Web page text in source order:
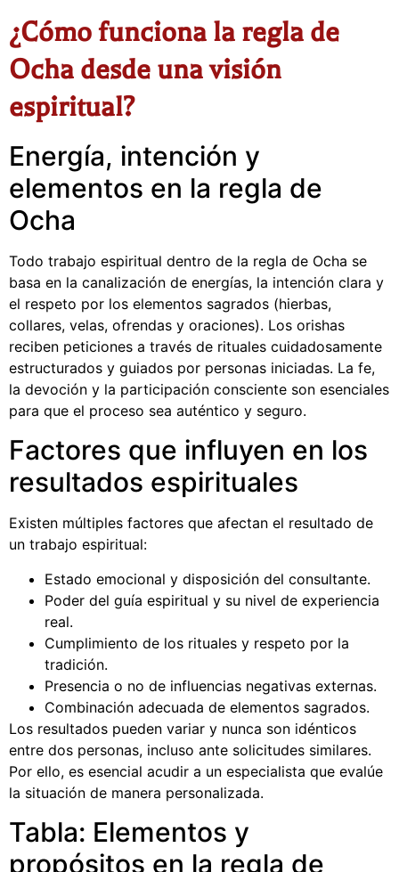
¿Cómo funciona la regla de
Ocha desde una visión
espiritual?
Energía, intención y
elementos en la regla de
Ocha
Todo trabajo espiritual dentro de la regla de Ocha se
basa en la canalización de energías, la intención clara y
el respeto por los elementos sagrados (hierbas,
collares, velas, ofrendas y oraciones). Los orishas
reciben peticiones a través de rituales cuidadosamente
estructurados y guiados por personas iniciadas. La fe,
la devoción y la participación consciente son esenciales
para que el proceso sea auténtico y seguro.
Factores que influyen en los
resultados espirituales
Existen múltiples factores que afectan el resultado de
un trabajo espiritual:
Estado emocional y disposición del consultante.
Poder del guía espiritual y su nivel de experiencia
real.
Cumplimiento de los rituales y respeto por la
tradición.
Presencia o no de influencias negativas externas.
Combinación adecuada de elementos sagrados.
Los resultados pueden variar y nunca son idénticos
entre dos personas, incluso ante solicitudes similares.
Por ello, es esencial acudir a un especialista que evalúe
la situación de manera personalizada.
Tabla: Elementos y
propósitos en la regla de